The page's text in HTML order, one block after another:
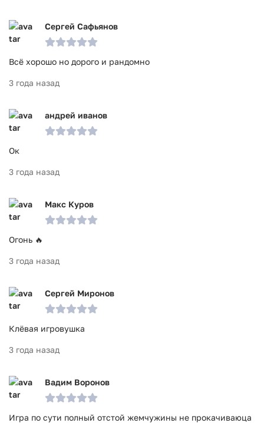
Сергей Сафьянов
Всё хорошо но дорого и рандомно
3 года назад
андрей иванов
Ок
3 года назад
Макс Куров
Огонь 🔥
3 года назад
Сергей Миронов
Клёвая игровушка
3 года назад
Вадим Воронов
Игра по сути полный отстой жемчужины не прокачиваюца